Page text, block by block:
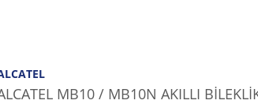
MB10 / MB10N AKILLI